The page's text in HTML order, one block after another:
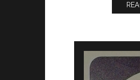
Bericht
navigatie